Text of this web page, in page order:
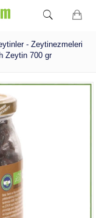
- Zeytinezmeleri
Zeytin 700 gr